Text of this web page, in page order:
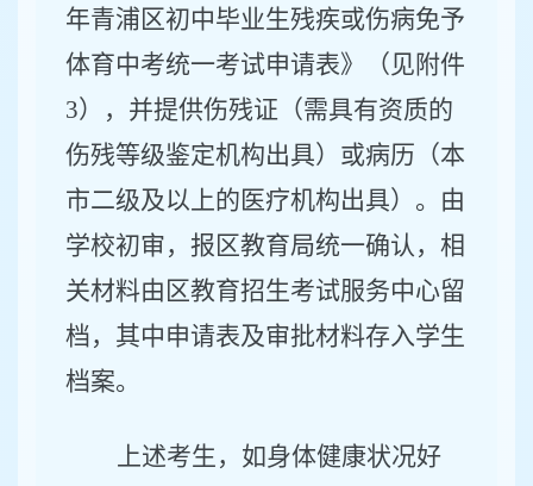
年青浦区初中毕业生残疾或伤病免予
体育中考统一考试申请表》（见附件
3），并提供伤残证（需具有资质的
伤残等级鉴定机构出具）或病历（本
市二级及以上的医疗机构出具）。由
学校初审，报区教育局统一确认，相
关材料由区教育招生考试服务中心留
档，其中申请表及审批材料存入学生
档案。
上述考生，如身体健康状况好